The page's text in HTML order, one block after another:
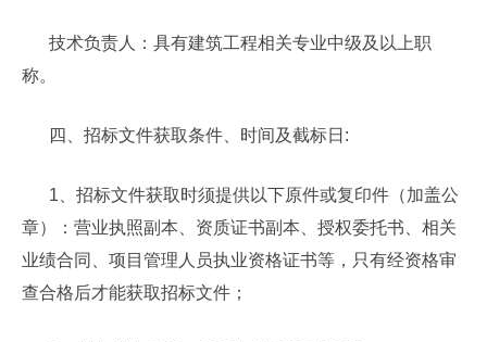
技术负责人：具有建筑工程相关专业中级及以上职
称。
四、招标文件获取条件、时间及截标日:
1、招标文件获取时须提供以下原件或复印件（加盖公
章）：营业执照副本、资质证书副本、授权委托书、相关
业绩合同、项目管理人员执业资格证书等，只有经资格审
查合格后才能获取招标文件；